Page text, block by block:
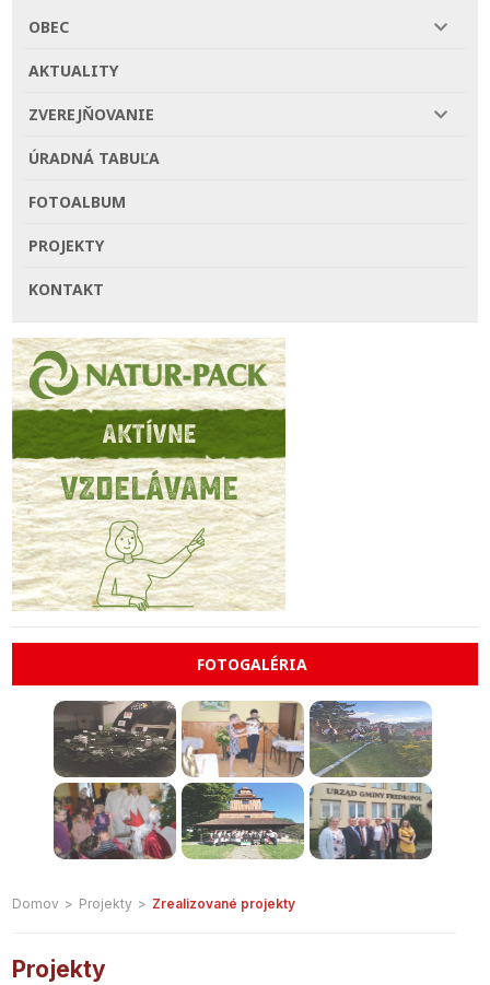
OBEC
AKTUALITY
ZVEREJŇOVANIE
ÚRADNÁ TABUĽA
FOTOALBUM
PROJEKTY
KONTAKT
FOTOGALÉRIA
Domov > Projekty > Zrealizované projekty
Projekty